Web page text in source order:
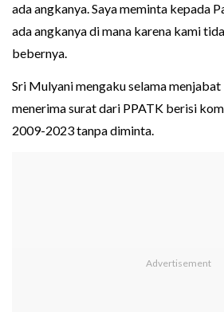
ada angkanya. Saya meminta kepada
ada angkanya di mana karena kami
bebernya.
Sri Mulyani mengaku selama
menerima surat dari PPATK berisi
2009-2023 tanpa diminta.